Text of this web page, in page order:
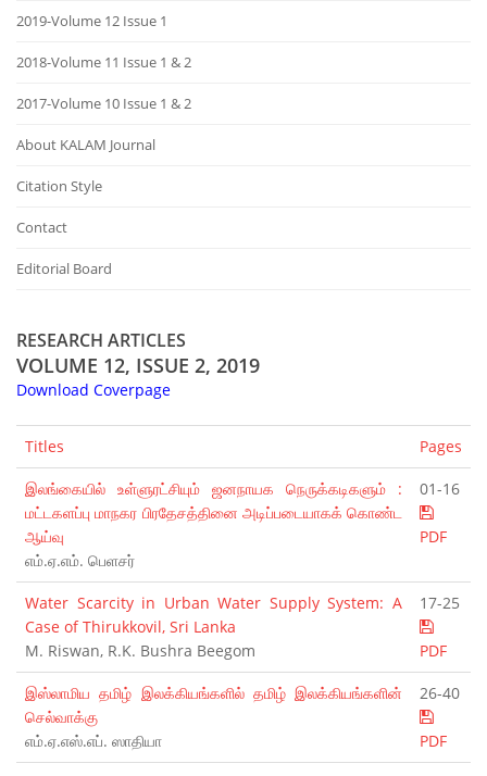
2019-Volume 12 Issue 1
2018-Volume 11 Issue 1 & 2
2017-Volume 10 Issue 1 & 2
About KALAM Journal
Citation Style
Contact
Editorial Board
RESEARCH ARTICLES
VOLUME 12, ISSUE 2, 2019
Download Coverpage
Titles Pages
இலங்கையில் உள்ளுரட்சியும் ஜனநாயக நெருக்கடிகளும் :
மட்டகளப்பு மாநகர பிரதேசத்தினை அடிப்படையாகக் கொண்ட
ஆய்வு
எம்.ஏ.எம். பெளசர்
01-16
PDF
Water Scarcity in Urban Water Supply System: A
Case of Thirukkovil, Sri Lanka
M. Riswan, R.K. Bushra Beegom
17-25
PDF
இஸ்லாமிய தமிழ் இலக்கியங்களில் தமிழ் இலக்கியங்களின்
செல்வாக்கு
எம்.ஏ.எஸ்.எப். ஸாதியா
26-40
PDF